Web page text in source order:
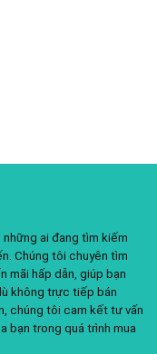
ai đang tìm kiếm
Chúng tôi chuyên tìm
mãi hấp dẫn, giúp bạn
không trực tiếp bán
chúng tôi cam kết tư vấn
bạn trong quá trình mua